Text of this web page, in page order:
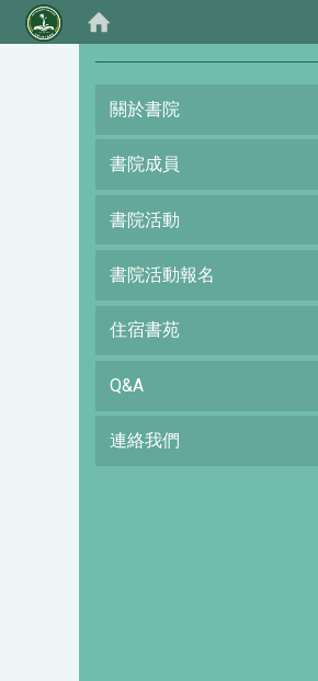
關於書院
書院成員
書院活動
書院活動報名
住宿書苑
Q&A
連絡我們